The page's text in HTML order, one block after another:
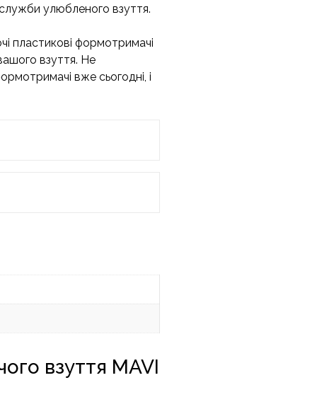
улюбленого взуття.
пластикові формотримачі
взуття. Не
вже сьогодні, і
взуття MAVI